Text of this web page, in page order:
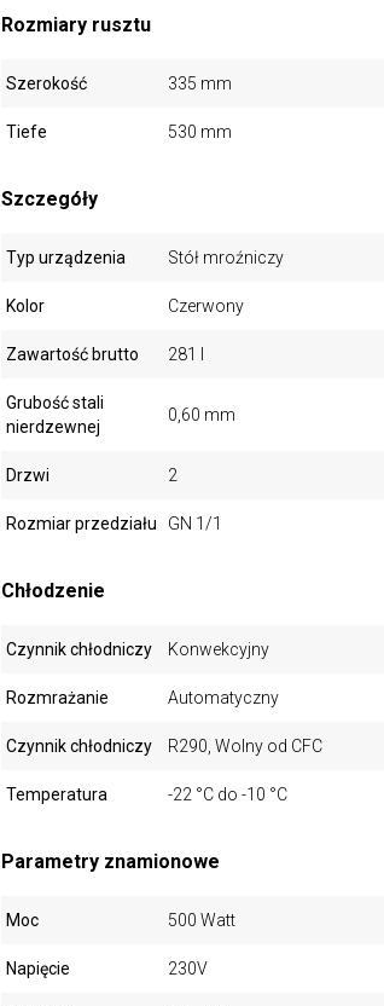
Rozmiary rusztu
Szerokość 335 mm
Tiefe 530 mm
Szczegóły
Typ urządzenia Stół mroźniczy
Kolor Czerwony
Zawartość brutto 281 l
Grubość stali
nierdzewnej
0,60 mm
Drzwi 2
Rozmiar przedziału GN 1/1
Chłodzenie
Czynnik chłodniczy Konwekcyjny
Rozmrażanie Automatyczny
Czynnik chłodniczy R290, Wolny od CFC
Temperatura -22 °C do -10 °C
Parametry znamionowe
Moc 500 Watt
Napięcie 230V